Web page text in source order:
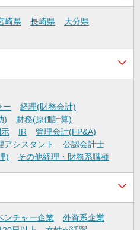
崎県 長崎県
大分県
ー
経理(財務会計)
)
財務(原価計算)
IR
管理会計(FP&A)
アシスタント
公認会計士
)
その他経理・財務系職種
ンチャー企業
外資系企業